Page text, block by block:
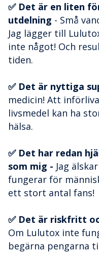
✅ Det är en liten
utdelning - Små
Jag lägger till
inte något! Och
tiden.
✅ Det är nyttiga
medicin! Att
livsmedel kan ha
hälsa.
✅ Det har redan
som mig - Jag
fungerar för
ett stort antal fans!
✅ Det är riskfritt
Om Lulutox inte
begärna pengarna